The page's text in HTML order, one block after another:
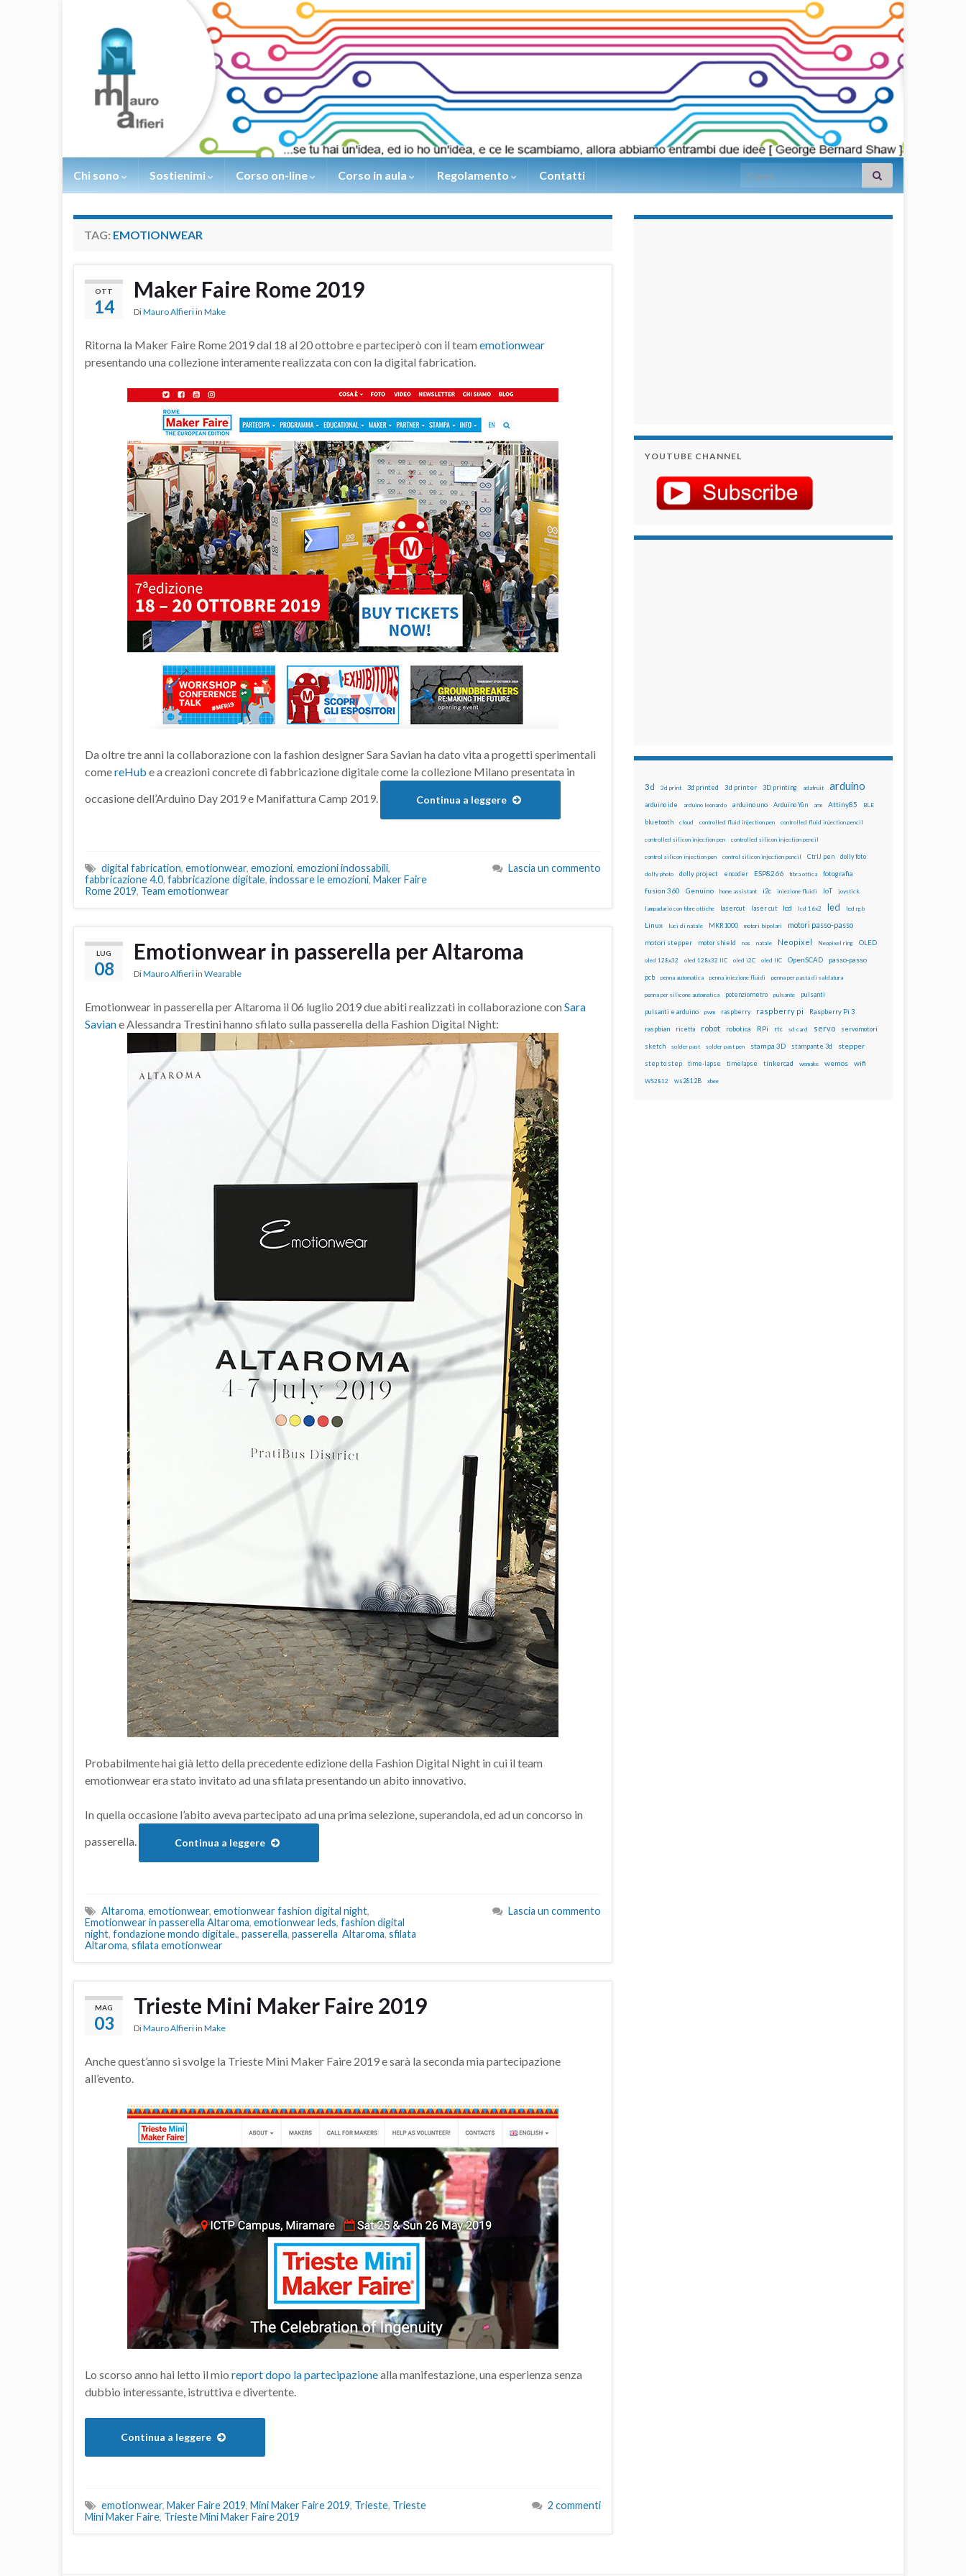
Chi sono Sostienimi Corso on-line Corso in aula Regolamento Contatti Search for:
TAG: EMOTIONWEAR
OTT
14
Maker Faire Rome 2019
DiMauro Alfieri in Make
Ritorna la Maker Faire Rome 2019 dal 18 al 20 ottobre e parteciperò con il team emotionwear
presentando una collezione interamente realizzata con con la digital fabrication.
Da oltre tre anni la collaborazione con la fashion designer Sara Savian ha dato vita a progetti sperimentali
comereHub e a creazioni concrete di fabbricazione digitale come la collezione Milano presentata in
occasione dell’Arduino Day 2019 e Manifattura Camp 2019.
Continua a leggere
digital fabrication, emotionwear, emozioni, emozioni indossabili,
fabbricazione 4.0, fabbricazione digitale, indossare le emozioni, Maker Faire
Rome 2019, Team emotionwear
Lascia un commento
LUG
08
Emotionwear in passerella per Altaroma
DiMauro Alfieri in Wearable
Emotionwear in passerella per Altaroma il 06 luglio 2019 due abiti realizzati in collaborazione con Sara
Saviane Alessandra Trestini hanno sfilato sulla passerella della Fashion Digital Night:
Probabilmente hai già letto della precedente edizione della Fashion Digital Night in cui il team
emotionwear era stato invitato ad una sfilata presentando un abito innovativo.
In quella occasione l’abito aveva partecipato ad una prima selezione, superandola, ed ad un concorso in
passerella.
Continua a leggere
Altaroma, emotionwear, emotionwear fashion digital night,
Emotionwear in passerella Altaroma, emotionwear leds, fashion digital
night, fondazione mondo digitale., passerella, passerella Altaroma, sfilata
Altaroma, sfilata emotionwear
Lascia un commento
MAG
03
Trieste Mini Maker Faire 2019
DiMauro Alfieri in Make
Anche quest’anno si svolge la Trieste Mini Maker Faire 2019 e sarà la seconda mia partecipazione
all’evento.
Lo scorso anno hai letto il mio report dopo la partecipazionealla manifestazione, una esperienza senza
dubbio interessante, istruttiva e divertente.
Continua a leggere
emotionwear, Maker Faire 2019, Mini Maker Faire 2019, Trieste, Trieste
Mini Maker Faire, Trieste Mini Maker Faire 2019
2 commenti
YOUTUBE CHANNEL
3d 3d print 3d printed 3d printer 3D printing adafruit arduino
arduino ide arduino leonardo arduino uno Arduino Yún arm Attiny85 BLE
bluetooth cloud controlled fluid injection pen controlled fluid injection pencil
controlled silicon injection pen controlled silicon injection pencil
control silicon injection pen control silicon injection pencil CtrlJ pen dolly foto
dolly photo dolly project encoder ESP8266 fibra ottica fotografia
fusion 360 Genuino home assistant i2c iniezione fluidi IoT joystick
lampadario con fibre ottiche lasercut laser cut lcd lcd 16x2 led led rgb
Linux luci di natale MKR1000 motori bipolari motori passo-passo
motori stepper motor shield nas natale Neopixel Neopixel ring OLED
oled 128x32 oled 128x32 IIC oled i2C oled IIC OpenSCAD passo-passo
pcb penna automatica penna iniezione fluidi penna per pasta di saldatura
penna per silicone automatica potenziometro pulsante pulsanti
pulsanti e arduino pwm raspberry raspberry pi Raspberry Pi 3
raspbian ricetta robot robotica RPi rtc sd card servo servomotori
sketch solder past solder past pen stampa 3D stampante 3d stepper
step to step time-lapse timelapse tinkercad wemake wemos wifi
WS2812 ws2812B xbee